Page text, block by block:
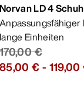
Norvan LD 4
lange Einheiten
170,00 €
85,00 €-